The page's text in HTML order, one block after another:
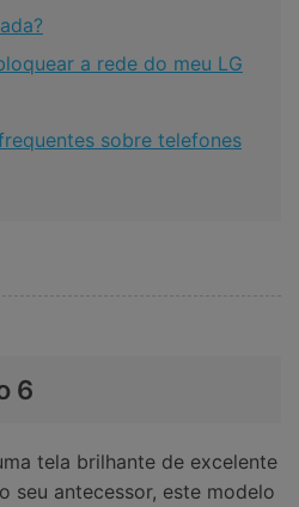
a rede do meu LG
sobre telefones
6
tela brilhante de excelente
seu antecessor, este modelo